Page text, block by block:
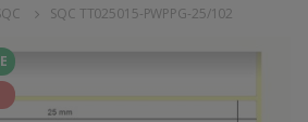
SQC TT025015-PWPPG-25/102